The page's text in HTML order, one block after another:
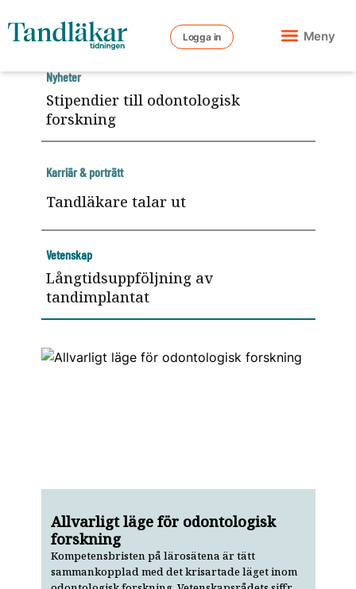
Logga in Meny
Allvarligt läge för odontologisk
forskning
Kompetensbristen på lärosätena är tätt
sammankopplad med det krisartade läget inom
Stipendier till odontologisk
forskning
Nyheter
Tandläkare talar ut
Karriär & porträtt
Långtidsuppföljning av
tandimplantat
Vetenskap